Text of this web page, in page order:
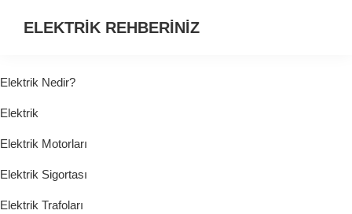
ELEKTRİK REHBERİNİZ
HER
ŞEY...
Elektrik Nedir?
Elektrik
Elektrik Motorları
Elektrik Sigortası
Elektrik Trafoları